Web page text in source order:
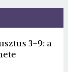
3-9: a